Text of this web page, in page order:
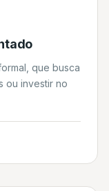
que busca
ou investir no